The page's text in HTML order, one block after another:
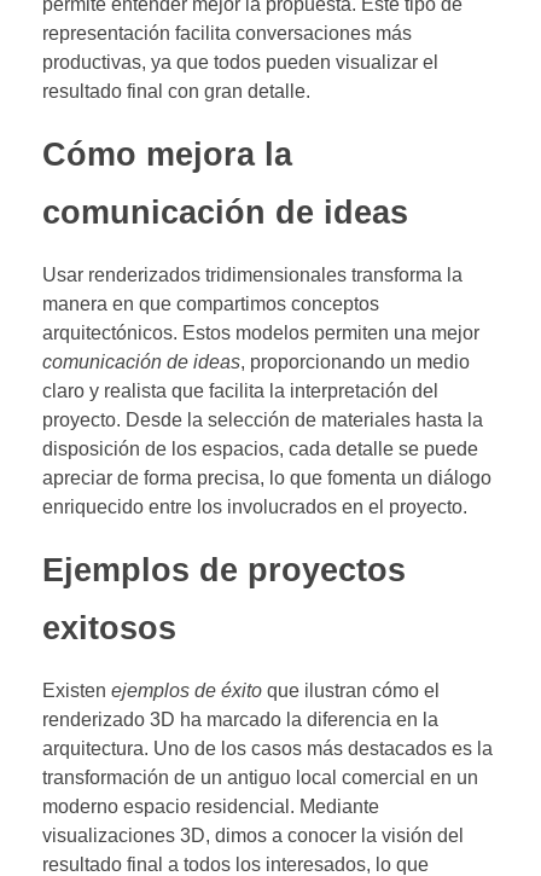
representación facilita conversaciones más
productivas, ya que todos pueden visualizar el
resultado final con gran detalle.
Cómo mejora la
comunicación de ideas
Usar renderizados tridimensionales transforma la
manera en que compartimos conceptos
arquitectónicos. Estos modelos permiten una mejor
comunicación de ideas, proporcionando un medio
claro y realista que facilita la interpretación del
proyecto. Desde la selección de materiales hasta la
disposición de los espacios, cada detalle se puede
apreciar de forma precisa, lo que fomenta un diálogo
enriquecido entre los involucrados en el proyecto.
Ejemplos de proyectos
exitosos
Existen ejemplos de éxito que ilustran cómo el
renderizado 3D ha marcado la diferencia en la
arquitectura. Uno de los casos más destacados es la
transformación de un antiguo local comercial en un
moderno espacio residencial. Mediante
visualizaciones 3D, dimos a conocer la visión del
resultado final a todos los interesados, lo que